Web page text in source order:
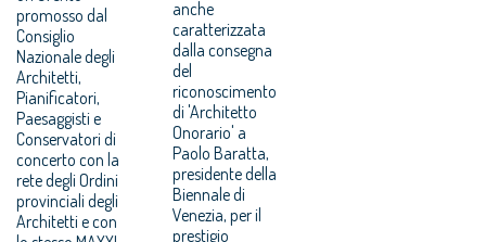
promosso dal
Consiglio
Nazionale degli
Architetti,
Pianificatori,
Paesaggisti e
Conservatori di
concerto con la
rete degli Ordini
provinciali degli
Architetti e con
anche
caratterizzata
dalla consegna
del
riconoscimento
di 'Architetto
Onorario' a
Paolo Baratta,
presidente della
Biennale di
Venezia, per il
prestigio